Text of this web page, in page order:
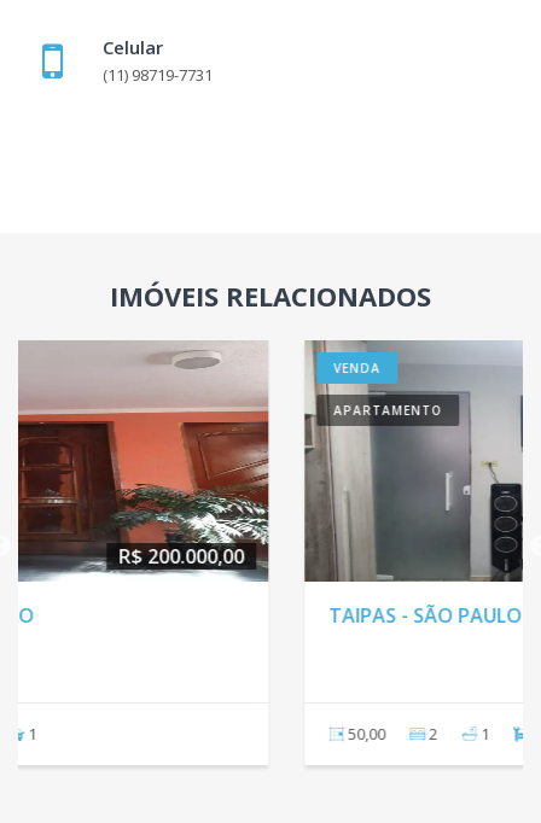
Celular
(11) 98719-7731
IMÓVEIS RELACIONADOS
APARTAMENTO